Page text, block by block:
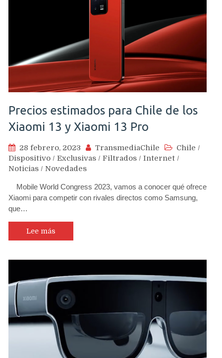
Precios estimados para Chile de los
Xiaomi 13 y Xiaomi 13 Pro
28 febrero, 2023 TransmediaChile Chile /
Dispositivo / Exclusivas / Filtrados / Internet /
Noticias / Novedades
Mobile World Congress 2023, vamos a conocer qué ofrece
Xiaomi para competir con rivales directos como Samsung,
que…
Lee más